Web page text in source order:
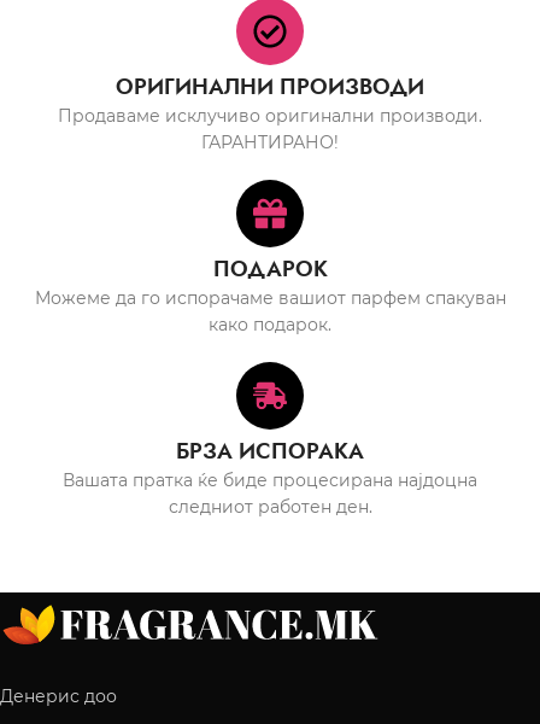
ОРИГИНАЛНИ ПРОИЗВОДИ
Продаваме исклучиво оригинални производи.
ГАРАНТИРАНО!
ПОДАРОК
Можеме да го испорачаме вашиот парфем спакуван
како подарок.
БРЗА ИСПОРАКА
Вашата пратка ќе биде процесирана најдоцна
следниот работен ден.
Денерис доо